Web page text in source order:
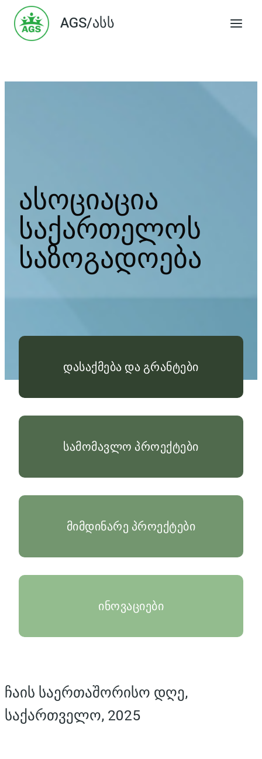
Skip
content
AGS/ასს
ასოციაცია
საქართელოს
საზოგადოება
დასაქმება და გრანტები
სამომავლო პროექტები
მიმდინარე პროექტები
ინოვაციები
ჩაის საერთაშორისო დღე,
საქართველო, 2025